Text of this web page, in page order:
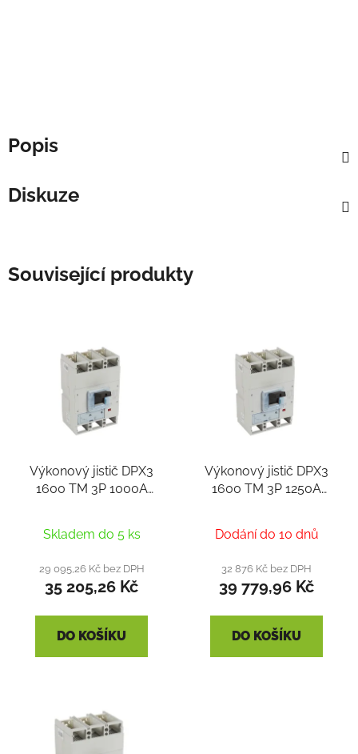
Popis
Diskuze
Související produkty
Výkonový jistič DPX3
1600 TM 3P 1000A
Skladem do 5 ks
29 095,26 Kč bez DPH
35 205,26 Kč
DO KOŠÍKU
Výkonový jistič DPX3
1600 TM 3P 1250A
Dodání do 10 dnů
32 876 Kč bez DPH
39 779,96 Kč
DO KOŠÍKU